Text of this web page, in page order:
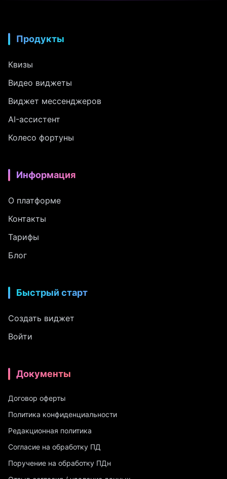
Продукты
Квизы
Видео виджеты
Виджет мессенджеров
AI-ассистент
Колесо фортуны
Информация
О платформе
Контакты
Тарифы
Блог
Быстрый старт
Создать виджет
Войти
Документы
Договор оферты
Политика конфиденциальности
Редакционная политика
Согласие на обработку ПД
Поручение на обработку ПДн